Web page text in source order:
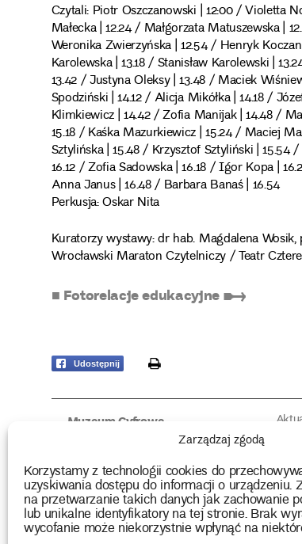
Zarządzaj zgodą
Korzystamy z technologii cookies do
uzyskiwania dostępu do informacji o urządzeniu.
na przetwarzanie takich danych jak zachowanie
lub unikalne identyfikatory na tej stronie. Brak
wycofanie może niekorzystnie wpłynąć na
Czytali: Piotr Oszczanowski | 12:00 / Violetta
Małecka | 12.24 / Małgorzata Matuszewska |
Weronika Zwierzyńska | 12.54 / Henryk
Karolewska | 13.18 / Stanisław Karolewski |
13.42 / Justyna Oleksy | 13.48 / Maciek
Spodziński | 14.12 / Alicja Mikółka | 14.18 /
Klimkiewicz | 14.42 / Zofia Manijak | 14.48 /
15.18 / Kaśka Mazurkiewicz | 15.24 / Maciej
Sztylińska | 15.48 / Krzysztof Sztyliński |
16.12 / Zofia Sadowska | 16.18 / Igor Kopa |
Anna Janus | 16.48 / Barbara Banaś | 16.54
Perkusja: Oskar Nita
Kuratorzy wystawy: dr hab. Magdalena
Wrocławski Maraton Czytelniczy / Teatr
■ Fotorelacje edukacyjne ➸
Udostępnij print
Muzeum Cyfrowe
Użyczenia obiektów
Biblioteka
Wydawnictwo
Multimedia